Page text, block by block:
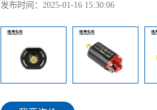
发布时间： 2025-01-16 15:30:06